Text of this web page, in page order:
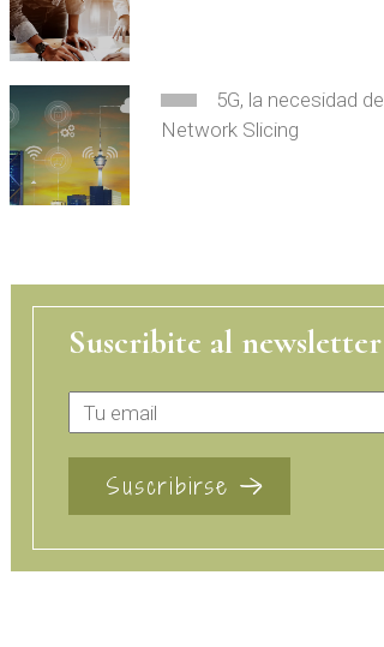
5G, la necesidad de
Network Slicing
Suscribite al newsletter